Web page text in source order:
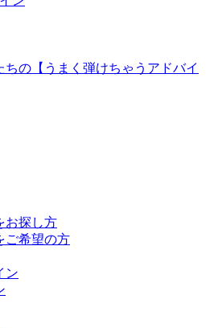
ちの【うまく弾けちゃうアドバイ
お探し方
ご希望の方
ン